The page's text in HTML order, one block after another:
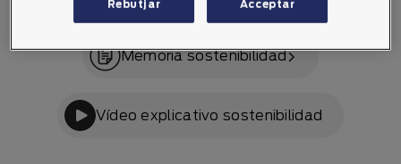
alimentario.
Memoria sostenibilidad
Vídeo explicativo sostenibilidad
Rebutjar Acceptar